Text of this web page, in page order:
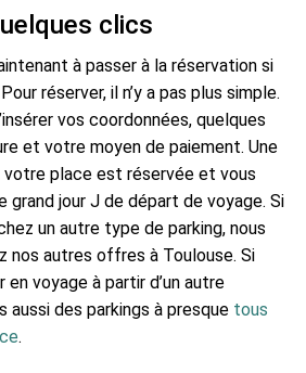
clics
à passer à la réservation si
réserver, il n’y a pas plus simple.
vos coordonnées, quelques
et votre moyen de paiement. Une
place est réservée et vous
grand jour J de départ de voyage. Si
un autre type de parking, nous
nos autres offres à Toulouse. Si
voyage à partir d’un autre
aussi des parkings à presque tous
.